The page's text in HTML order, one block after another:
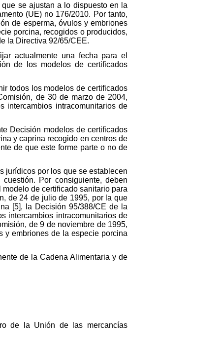
se ajustan a lo dispuesto en la
(UE) no 176/2010. Por tanto,
de esperma, óvulos y embriones
porcina, recogidos o producidos,
la Directiva 92/65/CEE.
actualmente una fecha para el
de los modelos de certificados
todos los modelos de certificados
de 30 de marzo de 2004,
intercambios intracomunitarios de
Decisión modelos de certificados
y caprina recogido en centros de
de que este forme parte o no de
jurídicos por los que se establecen
Por consiguiente, deben
de certificado sanitario para
de 24 de julio de 1995, por la que
[5], la Decisión 95/388/CE de la
intercambios intracomunitarios de
de 9 de noviembre de 1995,
y embriones de la especie porcina
de la Cadena Alimentaria y de
de la Unión de las mercancías